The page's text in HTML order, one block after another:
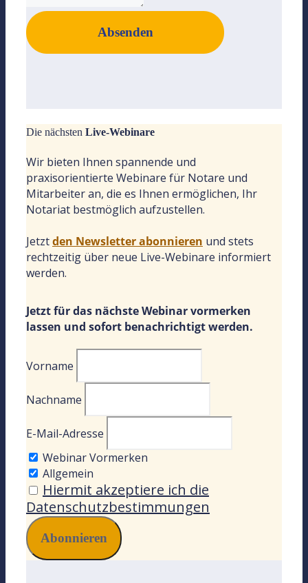
Absenden
Die nächsten Live-Webinare
Wir bieten Ihnen spannende und
praxisorientierte Webinare für Notare und
Mitarbeiter an, die es Ihnen ermöglichen, Ihr
Notariat bestmöglich aufzustellen.
Jetztden Newsletter abonnieren und stets
rechtzeitig über neue Live-Webinare informiert
werden.
Jetzt für das nächste Webinar vormerken
lassen und sofort benachrichtigt werden.
Vorname
Nachname
E-Mail-Adresse
Webinar Vormerken
Allgemein
Hiermit akzeptiere ich die
Datenschutzbestimmungen